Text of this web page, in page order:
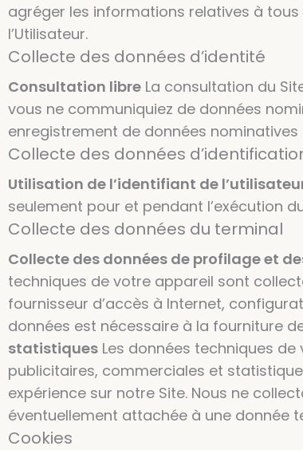
agréger les informations relatives à
l’Utilisateur.
Collecte des données d’identité
Consultation libre La consultation du
vous ne communiquiez de données
enregistrement de données
Collecte des données
Utilisation de l’identifiant de
seulement pour et pendant l’exécution
Collecte des données du terminal
Collecte des données de profilage et
techniques de votre appareil sont
fournisseur d’accès à Internet,
données est nécessaire à la fourniture
statistiques Les données techniques
publicitaires, commerciales et
expérience sur notre Site. Nous ne
éventuellement attachée à une donnée
Cookies